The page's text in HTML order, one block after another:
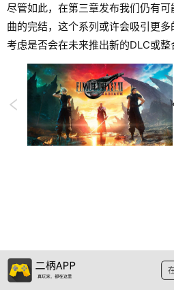
尽管如此，在第三章发布我们仍有
曲的完结，这个系列或许会吸引更
考虑是否会在未来推出新的DLC或整